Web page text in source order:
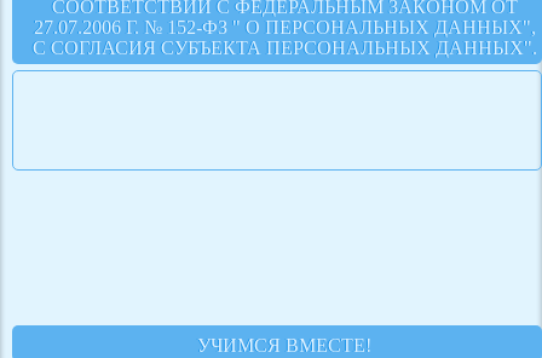
СООТВЕТСТВИИ С ФЕДЕРАЛЬНЫМ ЗАКОНОМ ОТ
27.07.2006 Г. № 152-ФЗ " О ПЕРСОНАЛЬНЫХ ДАННЫХ",
С СОГЛАСИЯ СУБЪЕКТА ПЕРСОНАЛЬНЫХ ДАННЫХ".
УЧИМСЯ ВМЕСТЕ!